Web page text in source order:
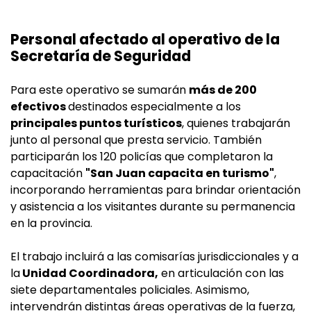
Personal afectado al operativo de la
Secretaría de Seguridad
Para este operativo se sumarán más de 200
efectivosdestinados especialmente a los
principales puntos turísticos, quienes trabajarán
junto al personal que presta servicio. También
participarán los 120 policías que completaron la
capacitación "San Juan capacita en turismo",
incorporando herramientas para brindar orientación
y asistencia a los visitantes durante su permanencia
en la provincia.
El trabajo incluirá a las comisarías jurisdiccionales y a
laUnidad Coordinadora, en articulación con las
siete departamentales policiales. Asimismo,
intervendrán distintas áreas operativas de la fuerza,